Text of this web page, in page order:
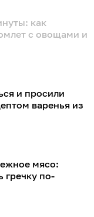
как
с овощами и
и просили
варенья из
мясо:
гречку по-